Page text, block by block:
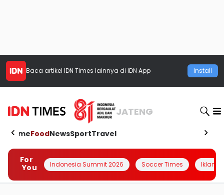
Baca artikel IDN Times lainnya di IDN App Install
JATENG
HomeFoodNewsSportTravel
For
You
Indonesia Summit 2026 Soccer Times Iklanin